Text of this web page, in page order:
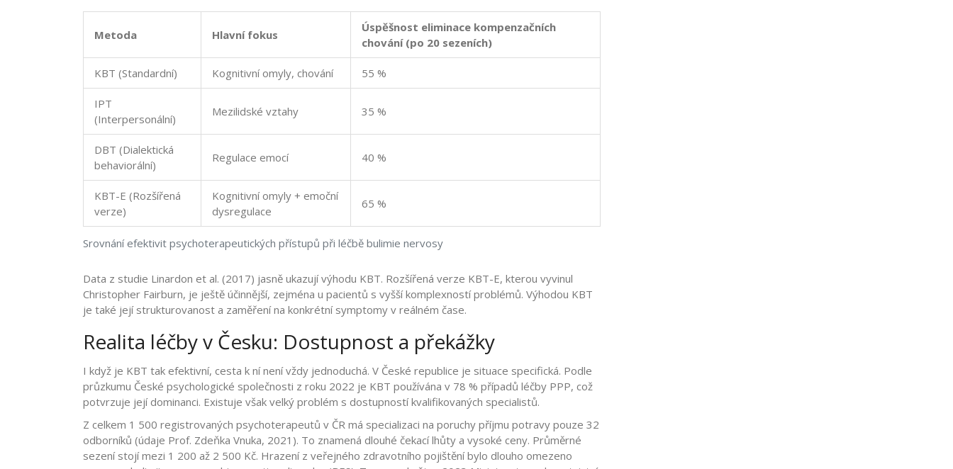
Srovnání efektivit psychoterapeutických přístupů při léčbě bulimie nervosy
Metoda Hlavní fokus
Úspěšnost eliminace kompenzačních
chování (po 20 sezeních)
KBT (Standardní) Kognitivní omyly, chování 55 %
IPT
(Interpersonální)
Mezilidské vztahy 35 %
DBT (Dialektická
behaviorální)
Regulace emocí 40 %
KBT-E (Rozšířená
verze)
Kognitivní omyly + emoční
dysregulace
65 %
Data z studie Linardon et al. (2017) jasně ukazují výhodu KBT. Rozšířená verze KBT-E, kterou vyvinul
Christopher Fairburn, je ještě účinnější, zejména u pacientů s vyšší komplexností problémů. Výhodou KBT
je také její strukturovanost a zaměření na konkrétní symptomy v reálném čase.
Realita léčby v Česku: Dostupnost a překážky
I když je KBT tak efektivní, cesta k ní není vždy jednoduchá. V České republice je situace specifická. Podle
průzkumu České psychologické společnosti z roku 2022 je KBT používána v 78 % případů léčby PPP, což
potvrzuje její dominanci. Existuje však velký problém s dostupností kvalifikovaných specialistů.
Z celkem 1 500 registrovaných psychoterapeutů v ČR má specializaci na poruchy příjmu potravy pouze 32
odborníků (údaje Prof. Zdeňka Vnuka, 2021). To znamená dlouhé čekací lhůty a vysoké ceny. Průměrné
sezení stojí mezi 1 200 až 2 500 Kč. Hrazení z veřejného zdravotního pojištění bylo dlouho omezeno